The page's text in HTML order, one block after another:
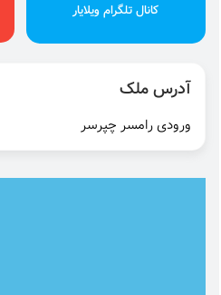
کانال تلگرام ویلایار
آدرس ملک
ورودی رامسر چپرسر